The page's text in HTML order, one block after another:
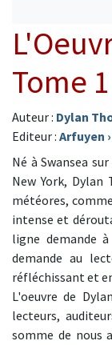
Tome 1
Auteur : Dylan
Editeur : Arfuyen ›
Né à Swansea
New York, Dylan
météores,
intense et
ligne demande
demande au
réfléchissant et
L'oeuvre de
lecteurs,
somme de nous